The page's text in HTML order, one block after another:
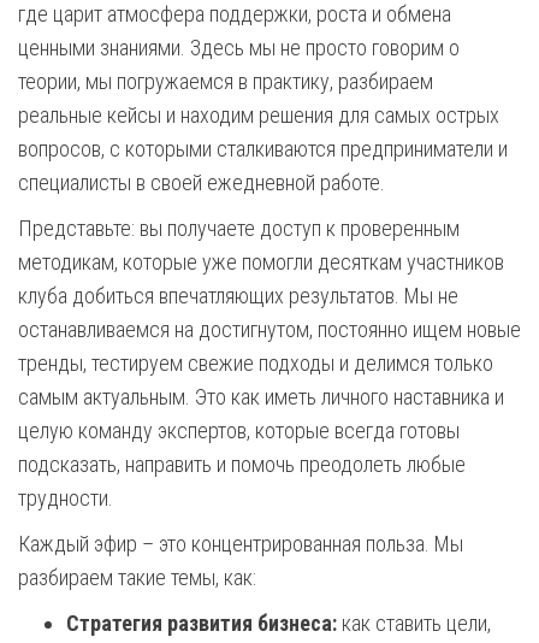
где царит атмосфера поддержки, роста и обмена
ценными знаниями. Здесь мы не просто говорим о
теории, мы погружаемся в практику, разбираем
реальные кейсы и находим решения для самых острых
вопросов, с которыми сталкиваются предприниматели и
специалисты в своей ежедневной работе.
Представьте: вы получаете доступ к проверенным
методикам, которые уже помогли десяткам участников
клуба добиться впечатляющих результатов. Мы не
останавливаемся на достигнутом, постоянно ищем новые
тренды, тестируем свежие подходы и делимся только
самым актуальным. Это как иметь личного наставника и
целую команду экспертов, которые всегда готовы
подсказать, направить и помочь преодолеть любые
трудности.
Каждый эфир – это концентрированная польза. Мы
разбираем такие темы, как:
Стратегия развития бизнеса: как ставить цели,